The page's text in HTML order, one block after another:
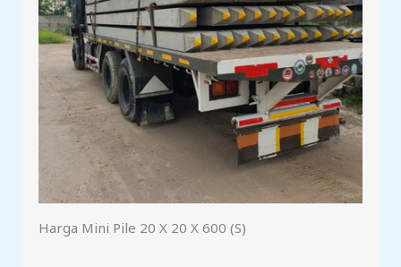
Harga Mini Pile 20 X 20 X 600 (S)